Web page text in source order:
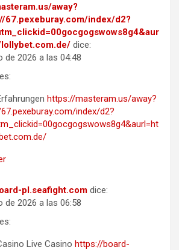
away?
67.pexeburay.com/index/d2?
dice:
de 2026 a las 04:48
https://masteram.us/away?
index/d2?
pl.seafight.com dice:
de 2026 a las 06:58
Live Casino https://board-